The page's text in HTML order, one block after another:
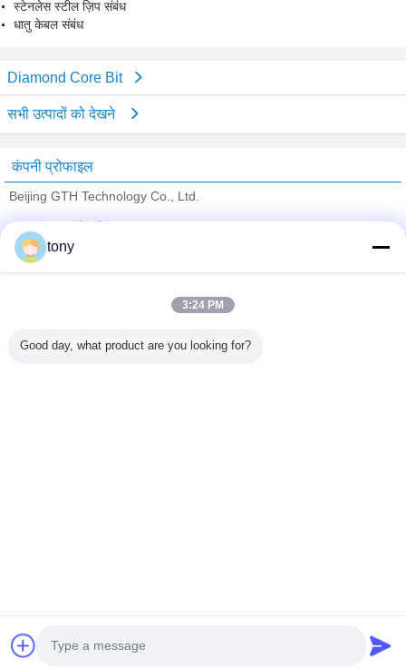
स्टेनलेस स्टील ज़िप संबंध
धातु केबल संबंध
Diamond Core Bit
सभी उत्पादों को देखने
कंपनी प्रोफाइल
Beijing GTH Technology Co., Ltd.
Trust Seal
सभी उत्पाद
Developed by
tony
3:24 PM
Good day, what product are you looking for?